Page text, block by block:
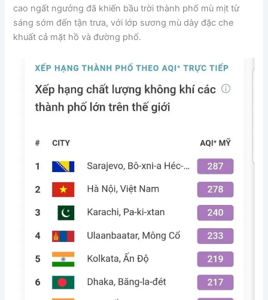
cao ngất ngưởng đã khiến bầu trời thành phố mù mịt từ
sáng sớm đến tận trưa, với lớp sương mù dày đặc che
khuất cả mặt hồ và đường phố.